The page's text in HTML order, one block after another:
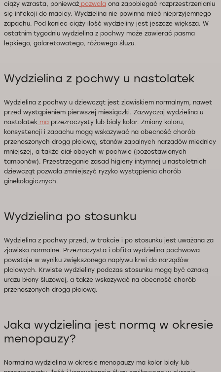
ciąży wzrasta, ponieważ pozwala ona zapobiegać rozprzestrzenianiu
się infekcji do macicy. Wydzielina nie powinna mieć nieprzyjemnego
zapachu. Pod koniec ciąży ilość wydzieliny jest jeszcze większa. W
ostatnim tygodniu wydzielina z pochwy może zawierać pasma
lepkiego, galaretowatego, różowego śluzu.
Wydzielina z pochwy u nastolatek
Wydzielina z pochwy u dziewcząt jest zjawiskiem normalnym, nawet
przed wystąpieniem pierwszej miesiączki. Zazwyczaj wydzielina u
nastolatek ma przezroczysty lub biały kolor. Zmiany koloru,
konsystencji i zapachu mogą wskazywać na obecność chorób
przenoszonych drogą płciową, stanów zapalnych narządów miednicy
mniejszej, a także ciał obcych w pochwie (pozostawionych
tamponów). Przestrzeganie zasad higieny intymnej u nastoletnich
dziewcząt pozwala zmniejszyć ryzyko wystąpienia chorób
ginekologicznych.
Wydzielina po stosunku
Wydzielina z pochwy przed, w trakcie i po stosunku jest uważana za
zjawisko normalne. Przezroczysta i obfita wydzielina pochwowa
powstaje w wyniku zwiększonego napływu krwi do narządów
płciowych. Krwiste wydzieliny podczas stosunku mogą być oznaką
urazu błony śluzowej, a także wskazywać na obecność chorób
przenoszonych drogą płciową.
Jaka wydzielina jest normą w okresie
menopauzy?
Normalna wydzielina w okresie menopauzy ma kolor biały lub